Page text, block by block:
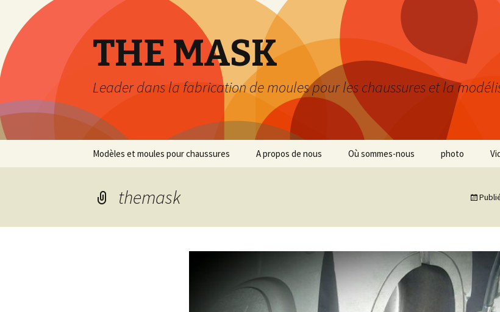
THE MASK
Leader dans la fabrication de moules pour les chaussures et la
Modèles et moules pour chaussures A propos de nous Où sommes-nous photo
themask